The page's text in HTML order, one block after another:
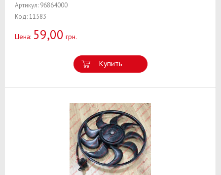
Артикул: 96864000
Код: 11583
Цена: 59,00 грн.
Купить